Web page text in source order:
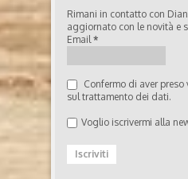
Rimani in contatto con
aggiornato con le novità e
Email*
Confermo di aver
sul trattamento dei dati.
Voglio iscrivermi alla